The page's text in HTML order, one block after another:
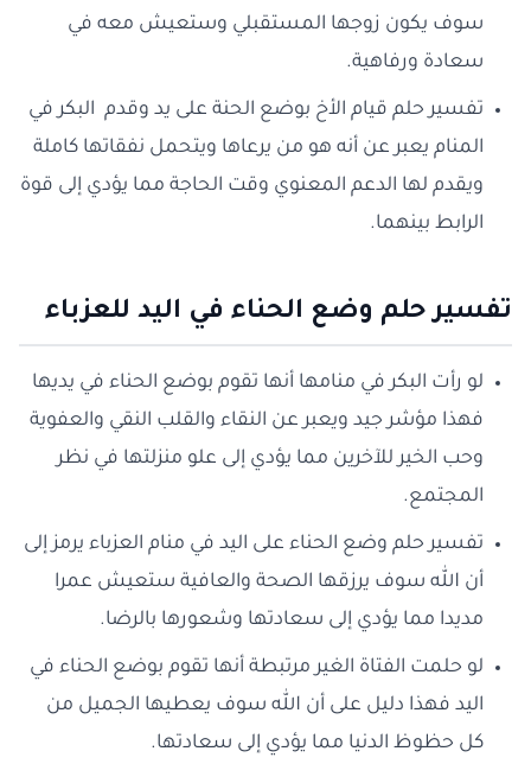
سوف يكون زوجها المستقبلي وستعيش معه في
سعادة ورفاهية.
تفسير حلم قيام الأخ بوضع الحنة على يد وقدم البكر في
المنام يعبر عن أنه هو من يرعاها ويتحمل نفقاتها كاملة
ويقدم لها الدعم المعنوي وقت الحاجة مما يؤدي إلى قوة
الرابط بينهما.
تفسير حلم وضع الحناء في اليد للعزباء
لو رأت البكر في منامها أنها تقوم بوضع الحناء في يديها
فهذا مؤشر جيد ويعبر عن النقاء والقلب النقي والعفوية
وحب الخير للآخرين مما يؤدي إلى علو منزلتها في نظر
المجتمع.
تفسير حلم وضع الحناء على اليد في منام العزباء يرمز إلى
أن الله سوف يرزقها الصحة والعافية ستعيش عمرا
مديدا مما يؤدي إلى سعادتها وشعورها بالرضا.
لو حلمت الفتاة الغير مرتبطة أنها تقوم بوضع الحناء في
اليد فهذا دليل على أن الله سوف يعطيها الجميل من
كل حظوظ الدنيا مما يؤدي إلى سعادتها.